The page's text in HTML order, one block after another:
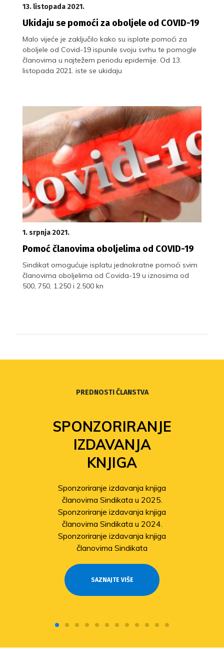
13. listopada 2021.
Ukidaju se pomoći za oboljele od COVID-19
Malo vijeće je zaključilo kako su isplate pomoći za
oboljele od Covid-19 ispunile svoju svrhu te pomogle
članovima u najtežem periodu epidemije. Od 13.
listopada 2021. iste se ukidaju
1. srpnja 2021.
Pomoć članovima oboljelima od COVID-19
Sindikat omogućuje isplatu jednokratne pomoći svim
članovima oboljelima od Covida-19 u iznosima od
500, 750, 1.250 i 2.500 kn
PREDNOSTI ČLANSTVA
SPONZORIRANJE
IZDAVANJA
KNJIGA
Sponzoriranje izdavanja knjiga
članovima Sindikata u 2025.
Sponzoriranje izdavanja knjiga
članovima Sindikata u 2024.
Sponzoriranje izdavanja knjiga
članovima Sindikata
SAZNAJTE VIŠE